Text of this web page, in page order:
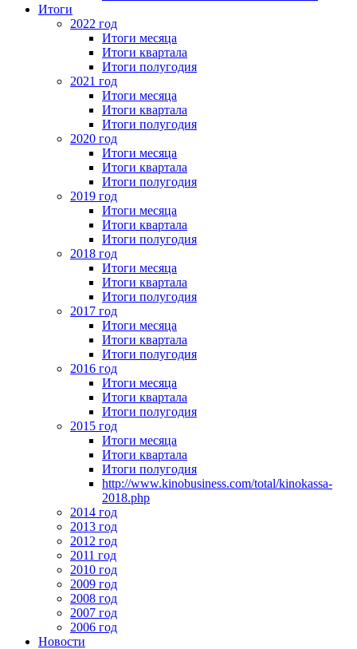
Итоги
2022 год
Итоги месяца
Итоги квартала
Итоги полугодия
2021 год
Итоги месяца
Итоги квартала
Итоги полугодия
2020 год
Итоги месяца
Итоги квартала
Итоги полугодия
2019 год
Итоги месяца
Итоги квартала
Итоги полугодия
2018 год
Итоги месяца
Итоги квартала
Итоги полугодия
2017 год
Итоги месяца
Итоги квартала
Итоги полугодия
2016 год
Итоги месяца
Итоги квартала
Итоги полугодия
2015 год
Итоги месяца
Итоги квартала
Итоги полугодия
http://www.kinobusiness.com/total/kinokassa-
2018.php
2014 год
2013 год
2012 год
2011 год
2010 год
2009 год
2008 год
2007 год
2006 год
Новости